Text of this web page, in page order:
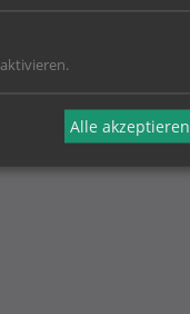
Alle akzeptieren